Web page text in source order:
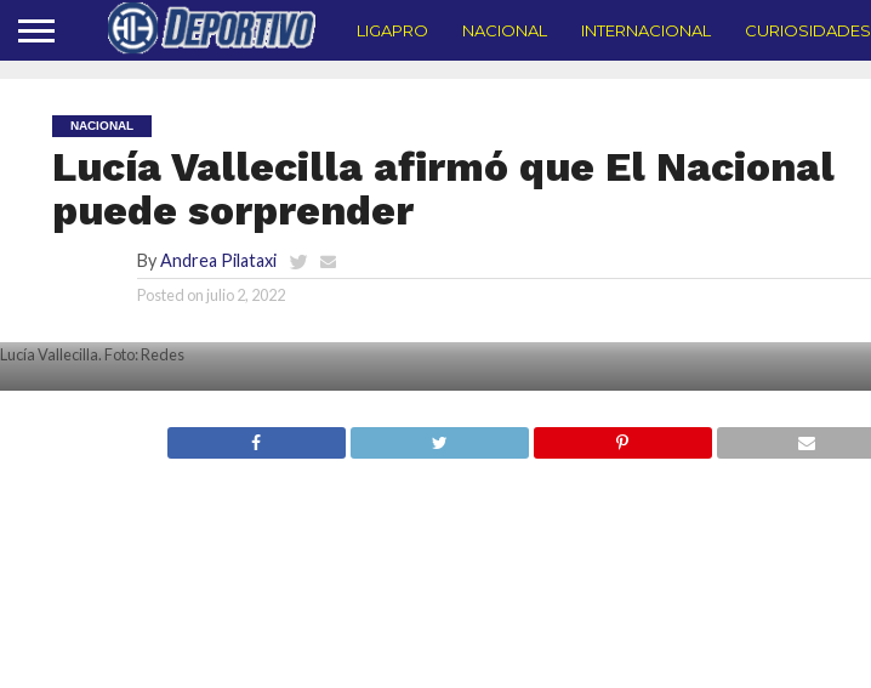
LIGAPRO NACIONAL INTERNACIONAL CURIOSIDADES
NACIONAL
Lucía Vallecilla afirmó que El Nacional
puede sorprender
ByAndrea Pilataxi
Posted on julio 2, 2022
Lucía Vallecilla. Foto: Redes